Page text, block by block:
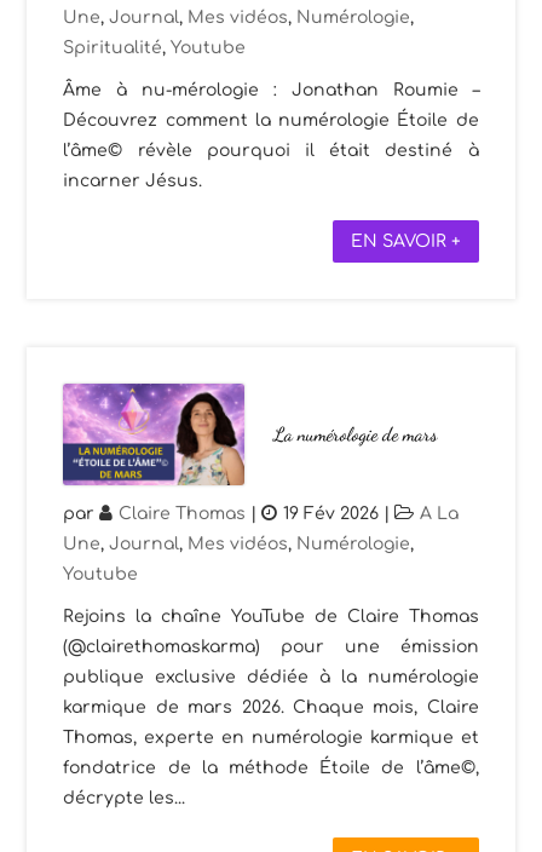
Une,Journal, Mes vidéos, Numérologie,
Spiritualité,Youtube
Âme à nu-mérologie : Jonathan Roumie –
Découvrez comment la numérologie Étoile de
l’âme© révèle pourquoi il était destiné à
incarner Jésus.
EN SAVOIR +
La numérologie de mars
par Claire Thomas | 19 Fév 2026
A La
Une,Journal, Mes vidéos, Numérologie,
Youtube
Rejoins la chaîne YouTube de Claire Thomas
(@clairethomaskarma) pour une émission
publique exclusive dédiée à la numérologie
karmique de mars 2026. Chaque mois, Claire
Thomas, experte en numérologie karmique et
fondatrice de la méthode Étoile de l’âme©,
décrypte les...